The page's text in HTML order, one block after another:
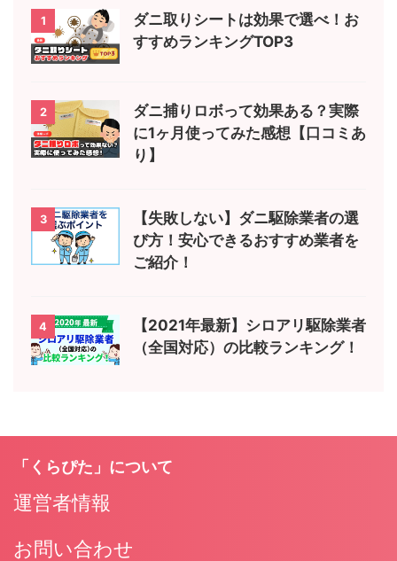
1
ダニ取りシートは効果で選べ！お
すすめランキングTOP3
2
ダニ捕りロボって効果ある？実際
に1ヶ月使ってみた感想【口コミあ
り】
3
【失敗しない】ダニ駆除業者の選
び方！安心できるおすすめ業者を
ご紹介！
4
【2021年最新】シロアリ駆除業者
（全国対応）の比較ランキング！
「くらぴた」について
運営者情報
お問い合わせ